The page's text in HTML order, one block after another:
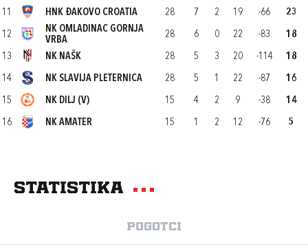
11
HNK ĐAKOVO CROATIA 28 7 2 19 -66 23
12
NK OMLADINAC GORNJA
VRBA
28 6 0 22 -83 18
13 NK NAŠK 28 5 3 20 -114 18
14 NK SLAVIJA PLETERNICA 28 5 1 22 -87 16
15 NK DILJ (V) 15 4 2 9 -38 14
16 NK AMATER 15 1 2 12 -76 5
Statistika
Pogotci